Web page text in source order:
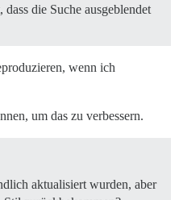
die Suche ausgeblendet
wenn ich
um das zu verbessern.
aktualisiert wurden, aber